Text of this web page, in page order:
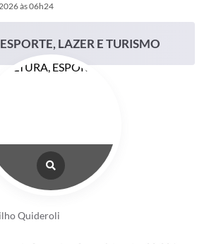
às 06h24
LAZER E TURISMO
Quideroli